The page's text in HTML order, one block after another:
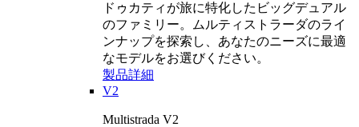
ドゥカティが旅に特化したビッグデュアル
のファミリー。ムルティストラーダのライ
ンナップを探索し、あなたのニーズに最適
なモデルをお選びください。
製品詳細
V2
Multistrada V2